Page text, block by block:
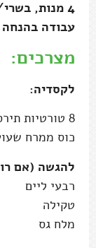
עבודה
מצרכים:
לקסדיה:
8 טורטיות תירס קטנות
כוס ממרח
להגשה (אם
רבעי ליים
טקילה
מלח גס